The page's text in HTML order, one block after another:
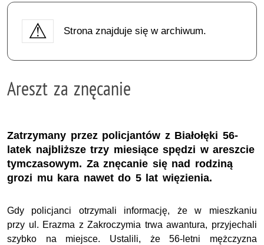
Strona znajduje się w archiwum.
Areszt za znęcanie
Zatrzymany przez policjantów z Białołęki 56-
latek najbliższe trzy miesiące spędzi w areszcie
tymczasowym. Za znęcanie się nad rodziną
grozi mu kara nawet do 5 lat więzienia.
Gdy policjanci otrzymali informację, że w mieszkaniu
przy ul. Erazma z Zakroczymia trwa awantura, przyjechali
szybko na miejsce. Ustalili, że 56-letni mężczyzna